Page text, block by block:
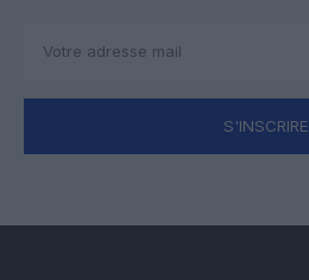
S'INSCRIRE